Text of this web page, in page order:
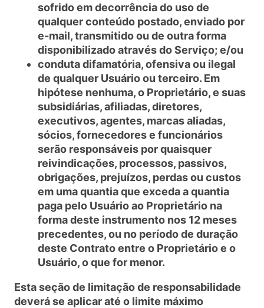
sofrido em decorrência do uso de
qualquer conteúdo postado, enviado por
e-mail, transmitido ou de outra forma
disponibilizado através do Serviço; e/ou
conduta difamatória, ofensiva ou ilegal
de qualquer Usuário ou terceiro. Em
hipótese nenhuma, o Proprietário, e suas
subsidiárias, afiliadas, diretores,
executivos, agentes, marcas aliadas,
sócios, fornecedores e funcionários
serão responsáveis por quaisquer
reivindicações, processos, passivos,
obrigações, prejuízos, perdas ou custos
em uma quantia que exceda a quantia
paga pelo Usuário ao Proprietário na
forma deste instrumento nos 12 meses
precedentes, ou no período de duração
deste Contrato entre o Proprietário e o
Usuário, o que for menor.
Esta seção de limitação de responsabilidade
deverá se aplicar até o limite máximo